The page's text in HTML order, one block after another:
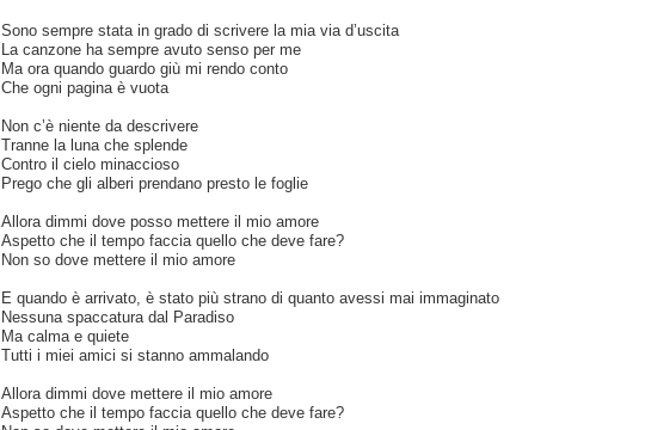
Sono sempre stata in grado di scrivere la mia via d’uscita
La canzone ha sempre avuto senso per me
Ma ora quando guardo giù mi rendo conto
Che ogni pagina è vuota
Non c’è niente da descrivere
Tranne la luna che splende
Contro il cielo minaccioso
Prego che gli alberi prendano presto le foglie
Allora dimmi dove posso mettere il mio amore
Aspetto che il tempo faccia quello che deve fare?
Non so dove mettere il mio amore
E quando è arrivato, è stato più strano di quanto avessi mai immaginato
Nessuna spaccatura dal Paradiso
Ma calma e quiete
Tutti i miei amici si stanno ammalando
Allora dimmi dove mettere il mio amore
Aspetto che il tempo faccia quello che deve fare?